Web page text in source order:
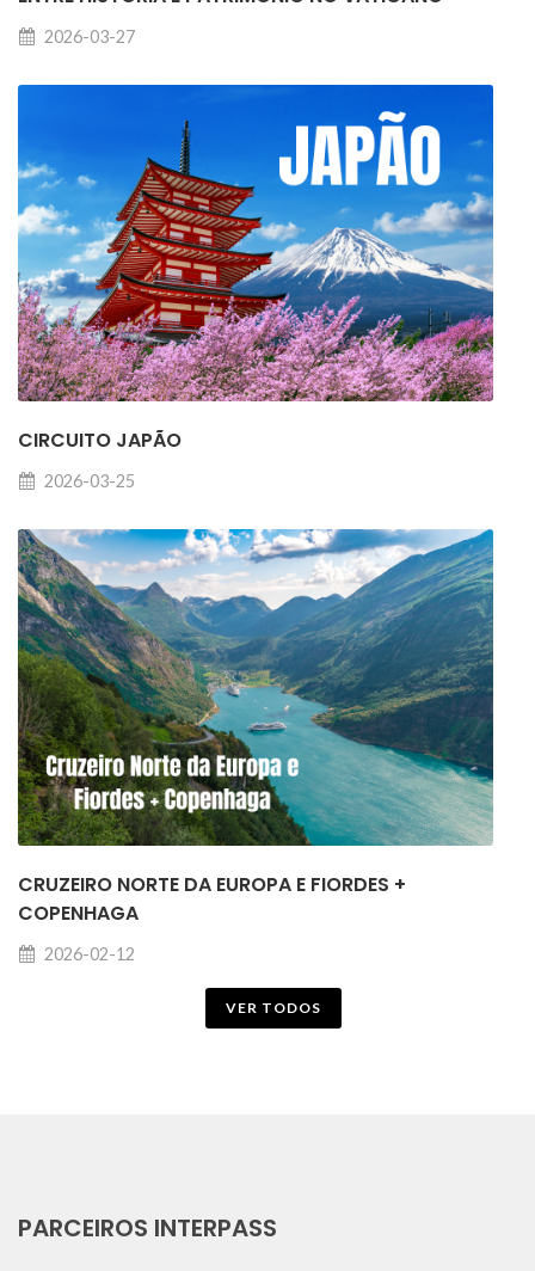
2026-03-27
CIRCUITO JAPÃO
2026-03-25
CRUZEIRO NORTE DA EUROPA E FIORDES +
COPENHAGA
2026-02-12
VER TODOS
PARCEIROS INTERPASS